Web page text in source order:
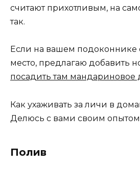
считают прихотливым, на
так.
Если на вашем подоконнике
место, предлагаю добавить
посадить там мандариновое
Как ухаживать за личи в
Делюсь с вами своим
Полив